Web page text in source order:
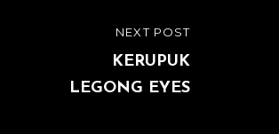
Navigation
l’article
NEXT POST
KERUPUK
LEGONG EYES